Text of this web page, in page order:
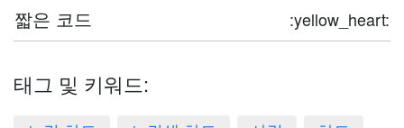
짧은 코드 :yellow_heart:
태그 및 키워드: